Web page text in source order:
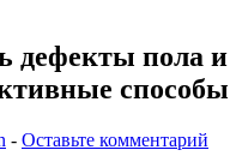
дефекты пола и
- Оставьте комментарий